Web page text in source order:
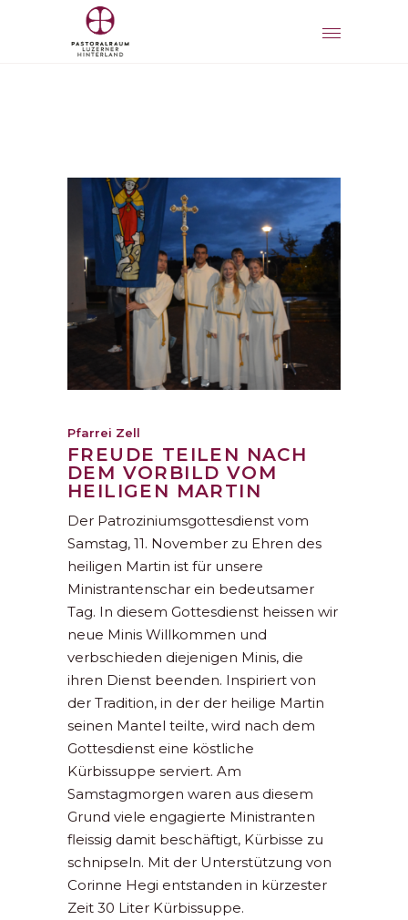
Pfarrei Zell
FREUDE TEILEN NACH
DEM VORBILD VOM
HEILIGEN MARTIN
Der Patroziniumsgottesdienst vom
Samstag, 11. November zu Ehren des
heiligen Martin ist für unsere
Ministrantenschar ein bedeutsamer
Tag. In diesem Gottesdienst heissen wir
neue Minis Willkommen und
verbschieden diejenigen Minis, die
ihren Dienst beenden. Inspiriert von
der Tradition, in der der heilige Martin
seinen Mantel teilte, wird nach dem
Gottesdienst eine köstliche
Kürbissuppe serviert. Am
Samstagmorgen waren aus diesem
Grund viele engagierte Ministranten
fleissig damit beschäftigt, Kürbisse zu
schnipseln. Mit der Unterstützung von
Corinne Hegi entstanden in kürzester
Zeit 30 Liter Kürbissuppe.